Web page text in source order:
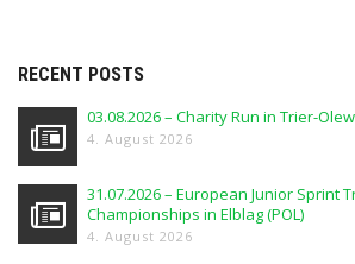
RECENT POSTS
03.08.2026 – Charity Run in Trier-
4. August 2026
31.07.2026 – European Junior Sprint
Championships in Elblag (POL)
4. August 2026